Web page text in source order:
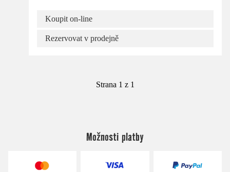
Koupit on-line
Rezervovat v prodejně
Strana 1 z 1
Možnosti platby